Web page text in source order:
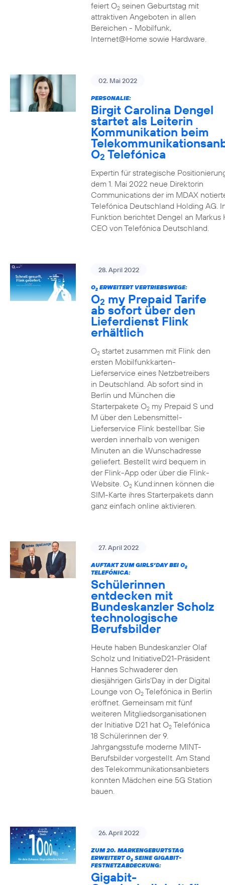
feiert O2seinen Geburtstag mit
attraktiven Angeboten in allen
Bereichen - Mobilfunk,
Internet@Home sowie Hardware.
02. Mai 2022
PERSONALIE:
Birgit Carolina Dengel
startet als Leiterin
Kommunikation beim
O2 Telefónica
Expertin für strategische
dem 1. Mai 2022 neue Direktorin
Communications der im MDAX
Telefónica Deutschland Holding AG.
Funktion berichtet Dengel an Markus
CEO von Telefónica Deutschland.
28. April 2022
O2ERWEITERT VERTRIEBSWEGE:
O2 my Prepaid Tarife
ab sofort über den
Lieferdienst Flink
erhältlich
O2startet zusammen mit Flink den
ersten Mobilfunkkarten-
Lieferservice eines Netzbetreibers
in Deutschland. Ab sofort sind in
Berlin und München die
Starterpakete O2my Prepaid S und
M über den Lebensmittel-
Lieferservice Flink bestellbar. Sie
werden innerhalb von wenigen
Minuten an die Wunschadresse
geliefert. Bestellt wird bequem in
der Flink-App oder über die Flink-
Website. O2Kund:innen können die
SIM-Karte ihres Starterpakets dann
ganz einfach online aktivieren.
27. April 2022
AUFTAKT ZUM GIRLS’DAY BEI O2
TELEFÓNICA:
Schülerinnen
entdecken mit
Bundeskanzler Scholz
technologische
Berufsbilder
Heute haben Bundeskanzler Olaf
Scholz und InitiativeD21-Präsident
Hannes Schwaderer den
diesjährigen Girls‘Day in der Digital
Lounge von O2Telefónica in Berlin
eröffnet. Gemeinsam mit fünf
weiteren Mitgliedsorganisationen
der Initiative D21 hat O2Telefónica
18 Schülerinnen der 9.
Jahrgangsstufe moderne MINT-
Berufsbilder vorgestellt. Am Stand
des Telekommunikationsanbieters
konnten Mädchen eine 5G Station
bauen.
26. April 2022
ZUM 20. MARKENGEBURTSTAG
ERWEITERT O2SEINE GIGABIT-
FESTNETZABDECKUNG:
Gigabit-